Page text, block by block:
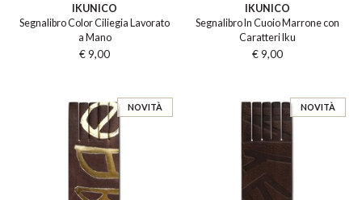
IKUNICO
Segnalibro Color Ciliegia Lavorato
a Mano
€ 9,00
IKUNICO
Segnalibro In Cuoio Marrone con
Caratteri Iku
€ 9,00
NOVITÀ NOVITÀ